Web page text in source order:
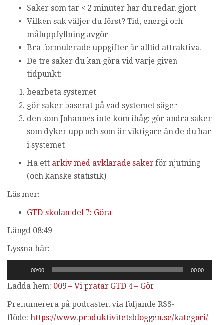
Saker som tar < 2 minuter har du redan gjort.
Vilken sak väljer du först? Tid, energi och
måluppfyllning avgör.
Bra formulerade uppgifter är alltid attraktiva.
De tre saker du kan göra vid varje given
tidpunkt:
bearbeta systemet
gör saker baserat på vad systemet säger
den som Johannes inte kom ihåg: gör andra saker
som dyker upp och som är viktigare än de du har
i systemet
Ha ett arkiv med avklarade saker för njutning
(och kanske statistik)
Läs mer:
GTD-skolan del 7: Göra
Längd 08:49
Lyssna här:
00:00 00:00
Ladda hem: 009 – Vi pratar GTD 4 – Gör
Prenumerera på podcasten via följande RSS-
flöde: https://www.produktivitetsbloggen.se/kategori/